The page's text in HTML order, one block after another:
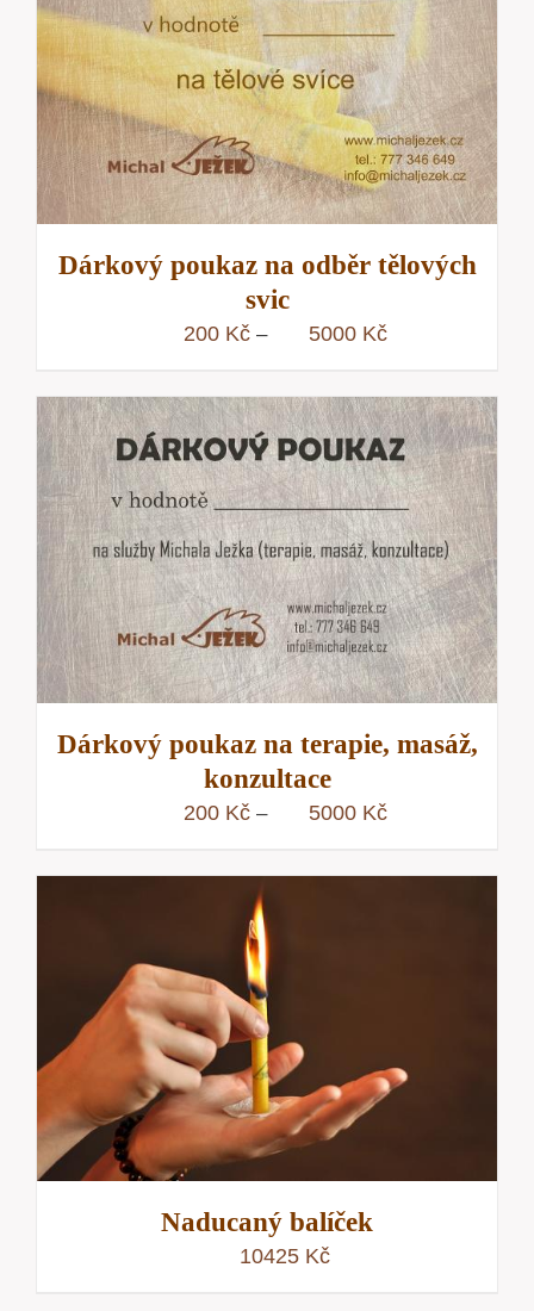
Dárkový poukaz na odběr tělových
svic
200 Kč – 5000 KčRozpětí
200 Kč
až
5000 Kč
Dárkový poukaz na terapie, masáž,
konzultace
200 Kč – 5000 KčRozpětí
200 Kč
Naducaný balíček
10425 Kč